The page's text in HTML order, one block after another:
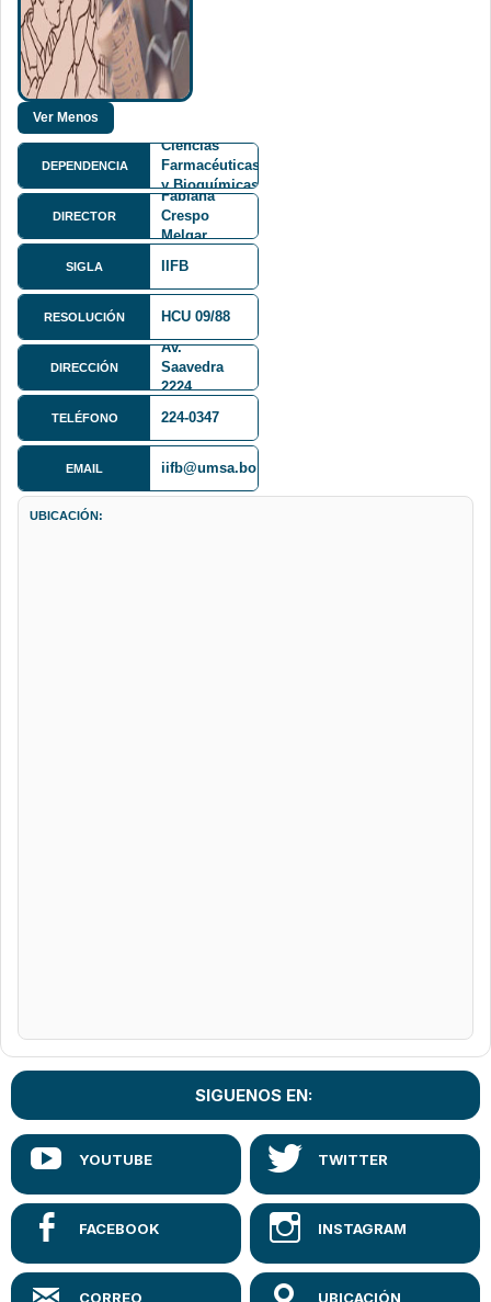
DEPENDENCIA
Ciencias
Farmacéuticas
y Bioquímicas
FCFB
DIRECTOR
Carla
Fabiana
Crespo
Melgar
SIGLA IIFB
RESOLUCIÓN HCU 09/88
DIRECCIÓN
Av.
Saavedra
2224
TELÉFONO 224-0347
EMAIL iifb@umsa.bo
UBICACIÓN:
SIGUENOS EN: